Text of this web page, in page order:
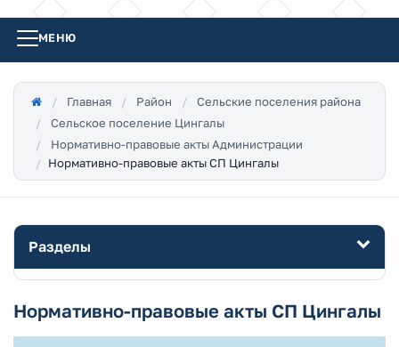
МЕНЮ
Главная Район
Сельские поселения района
Сельское поселение Цингалы
Нормативно-правовые акты Администрации
Нормативно-правовые акты СП Цингалы
Разделы
Нормативно-правовые акты СП Цингалы